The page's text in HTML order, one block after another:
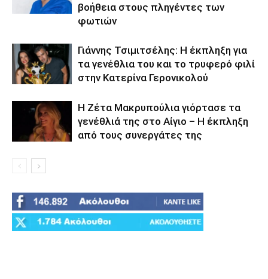
βοήθεια στους πληγέντες των
φωτιών
Γιάννης Τσιμιτσέλης: Η έκπληξη για
τα γενέθλια του και το τρυφερό φιλί
στην Κατερίνα Γερονικολού
Η Ζέτα Μακρυπούλια γιόρτασε τα
γενέθλιά της στο Αίγιο – Η έκπληξη
από τους συνεργάτες της